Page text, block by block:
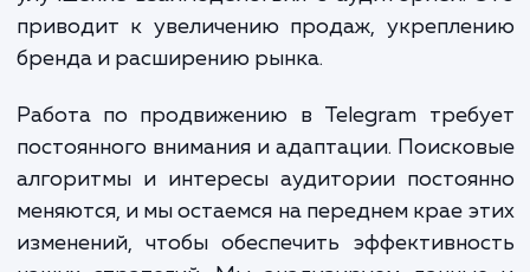
качественного контента, активное
релевантных группах и чатах,
конкурсов и акций, оптимизацию
канала для поисковых систем и многое
Достижение преимуществ от нашей
продвижения в Telegram может быть